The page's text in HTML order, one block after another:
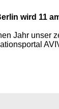
wird 11
Jahr unser